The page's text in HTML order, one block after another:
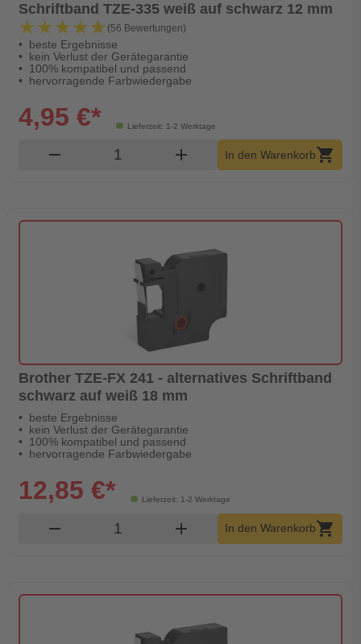
Schriftband TZE-335 weiß auf schwarz 12 mm
★★★★★
★★★★★ (56 Bewertungen)
beste Ergebnisse
kein Verlust der Gerätegarantie
100% kompatibel und passend
hervorragende Farbwiedergabe
Lieferzeit: 1-2 Werktage
4,95 €*
remove Produkt Warenkorb Menge
add In den Warenkorbshopping_cart
Brother TZE-FX 241 - alternatives Schriftband
schwarz auf weiß 18 mm
beste Ergebnisse
kein Verlust der Gerätegarantie
100% kompatibel und passend
hervorragende Farbwiedergabe
Lieferzeit: 1-2 Werktage
12,85 €*
remove Produkt Warenkorb Menge
add In den Warenkorbshopping_cart